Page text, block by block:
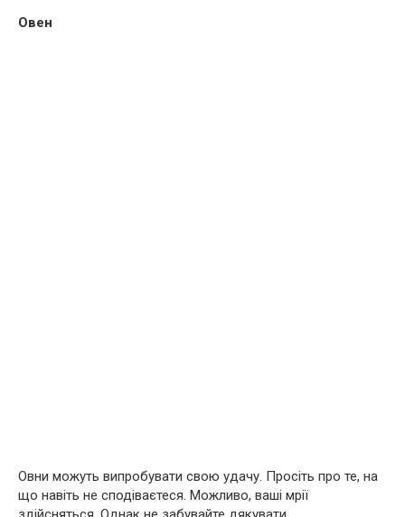
Овен
Овни можуть випробувати свою удачу. Просіть про те, на
що навіть не сподіваєтеся. Можливо, ваші мрії